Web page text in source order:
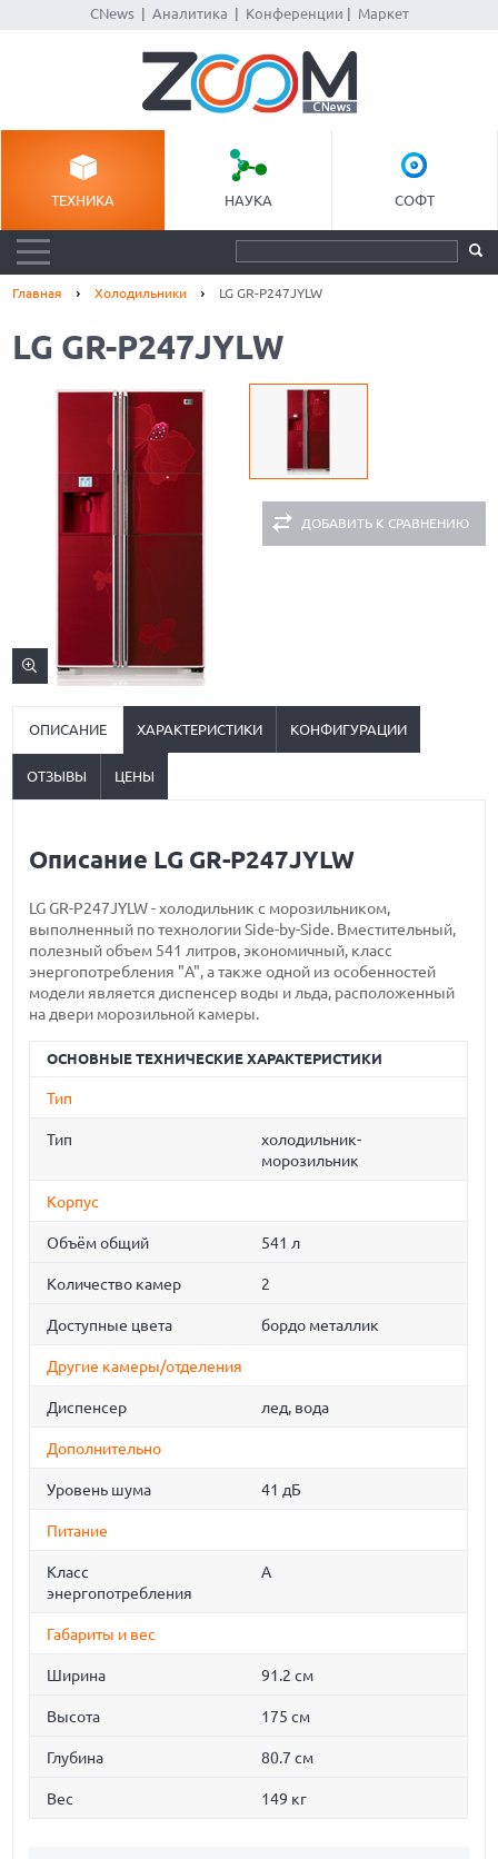
CNews| Аналитика Конференции Маркет
ТЕХНИКА НАУКА СОФТ
Главная Холодильники LG GR-P247JYLW
LG GR-P247JYLW
ДОБАВИТЬ К СРАВНЕНИЮ
ОПИСАНИЕ ХАРАКТЕРИСТИКИ КОНФИГУРАЦИИ
ОТЗЫВЫ ЦЕНЫ
Описание LG GR-P247JYLW
LG GR-P247JYLW - холодильник с морозильником,
выполненный по технологии Side-by-Side. Вместительный,
полезный объем 541 литров, экономичный, класс
энергопотребления "A", а также одной из особенностей
модели является диспенсер воды и льда, расположенный
на двери морозильной камеры.
ОСНОВНЫЕ ТЕХНИЧЕСКИЕ ХАРАКТЕРИСТИКИ
Тип
Тип
холодильник-
морозильник
Корпус
Объём общий 541 л
Количество камер 2
Доступные цвета бордо металлик
Другие камеры/отделения
Диспенсер лед, вода
Дополнительно
Уровень шума 41 дБ
Питание
Класс
энергопотребления
A
Габариты и вес
Ширина 91.2 см
Высота 175 см
Глубина 80.7 см
Вес 149 кг